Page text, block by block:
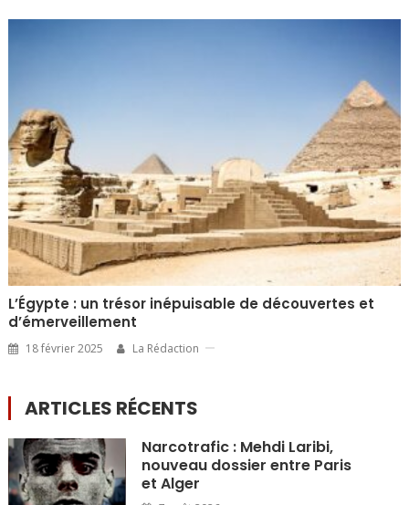
L’Égypte : un trésor inépuisable de découvertes et
d’émerveillement
18 février 2025 La Rédaction
ARTICLES RÉCENTS
Narcotrafic : Mehdi Laribi,
nouveau dossier entre Paris
et Alger